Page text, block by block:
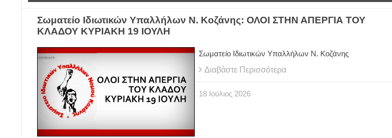
Σωματείο Ιδιωτικών Υπαλλήλων Ν. Κοζάνης: ΟΛΟΙ ΣΤΗΝ ΑΠΕΡΓΙΑ ΤΟΥ
ΚΛΑΔΟΥ ΚΥΡΙΑΚΗ 19 ΙΟΥΛΗ
Σωματείο Ιδιωτικών Υπαλλήλων Ν. Κοζάνης
Διαβάστε Περισσότερα
18 Ιούλιος 2026